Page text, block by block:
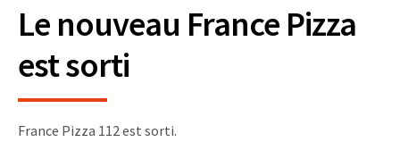
Le nouveau France Pizza
est sorti
France Pizza 112 est sorti.